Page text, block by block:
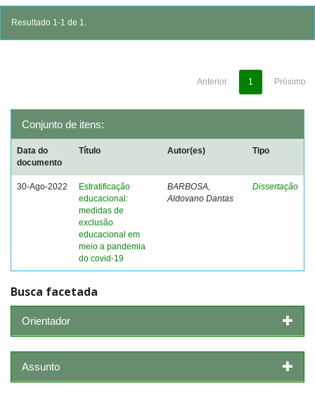
Resultado 1-1 de 1.
Anterior 1 Próximo
Conjunto de itens:
Data do
documento
Título Autor(es) Tipo
30-Ago-2022
Estratificação
educacional:
medidas de
exclusão
educacional em
meio a pandemia
do covid-19
BARBOSA,
Aldovano Dantas
Dissertação
Busca facetada
Orientador
Assunto